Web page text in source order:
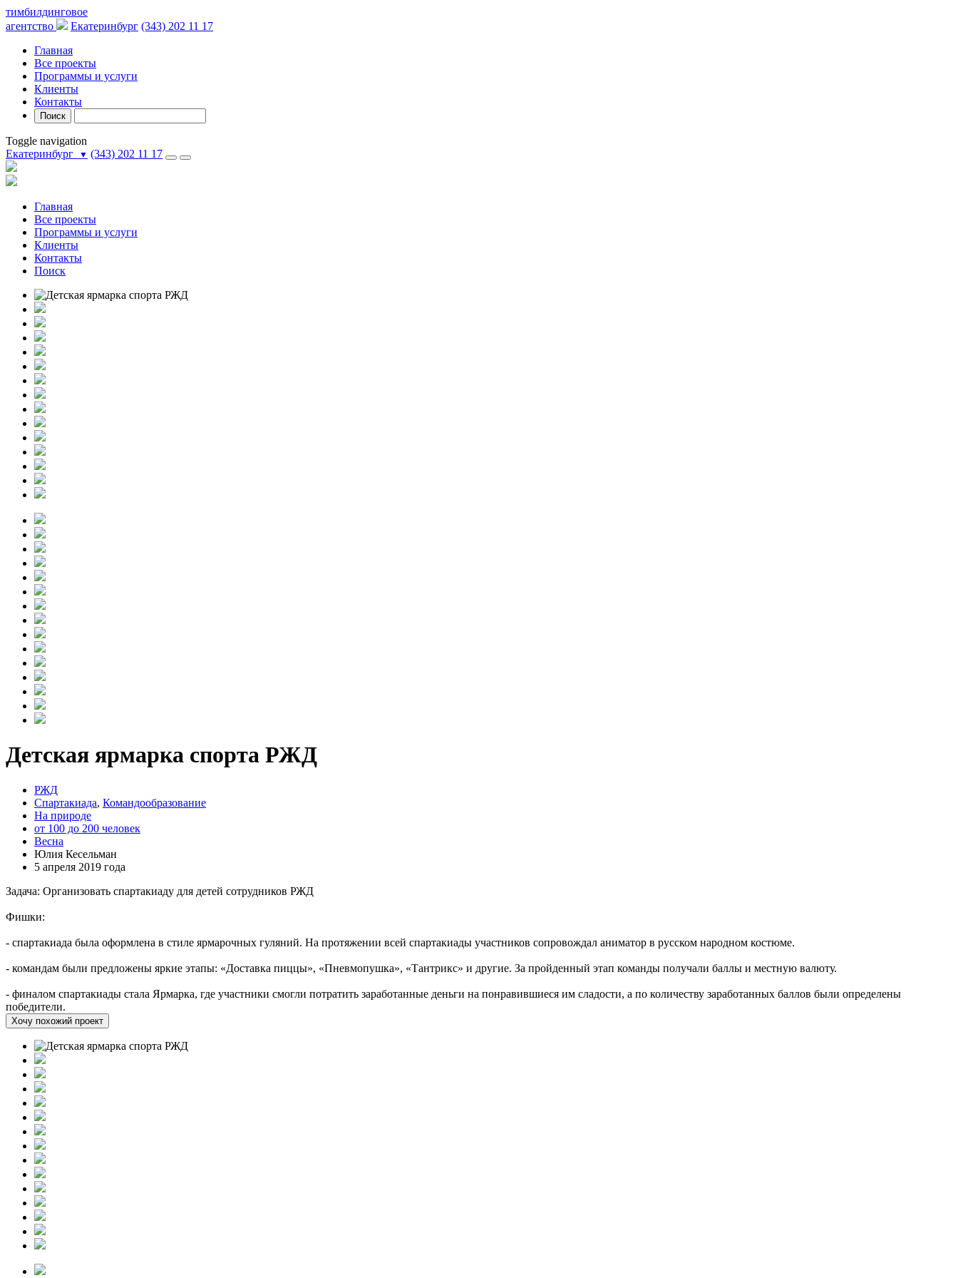
тимбилдинговое
агентство
Екатеринбург (343) 202 11 17
Главная
Все проекты
Программы и услуги
Клиенты
Контакты
Поиск
Toggle navigation
Екатеринбург
▼ (343) 202 11 17
Главная
Все проекты
Программы и услуги
Клиенты
Контакты
Поиск
Детская ярмарка спорта РЖД
РЖД
Спартакиада, Командообразование
На природе
от 100 до 200 человек
Весна
Юлия Кесельман
5 апреля 2019 года
Задача: Организовать спартакиаду для детей сотрудников РЖД
Фишки:
- спартакиада была оформлена в стиле ярмарочных гуляний. На протяжении всей спартакиады участников сопровождал аниматор в русском народном костюме.
- командам были предложены яркие этапы: «Доставка пиццы», «Пневмопушка», «Тантрикс» и другие. За пройденный этап команды получали баллы и местную валюту.
- финалом спартакиады стала Ярмарка, где участники смогли потратить заработанные деньги на понравившиеся им сладости, а по количеству заработанных баллов были определены
победители.
Хочу похожий проект